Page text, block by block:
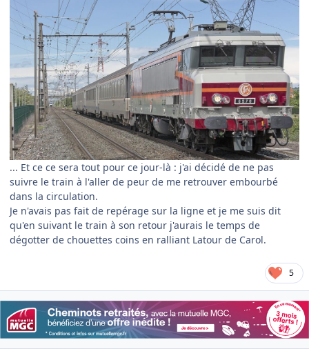
... Et ce ce sera tout pour ce jour-là : j'ai décidé de ne pas
suivre le train à l'aller de peur de me retrouver embourbé
dans la circulation.
Je n'avais pas fait de repérage sur la ligne et je me suis dit
qu'en suivant le train à son retour j'aurais le temps de
dégotter de chouettes coins en ralliant Latour de Carol.
5